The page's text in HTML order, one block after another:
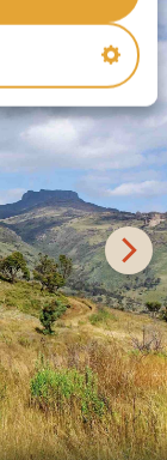
SILVER
en sex timmar
gradvis